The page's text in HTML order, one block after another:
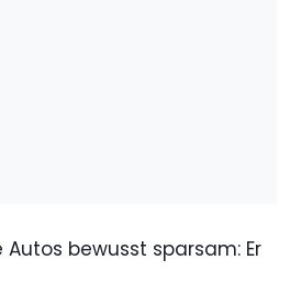
bewusst sparsam: Er